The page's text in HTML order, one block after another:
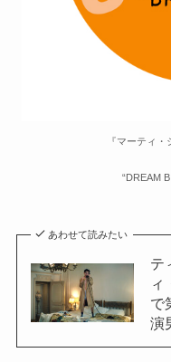
『マーティ
“DREAM
あわせて読みたい
テ
ィ
で
演